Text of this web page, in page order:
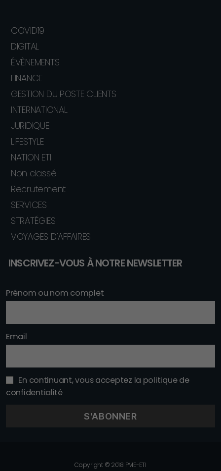
COVID19
DIGITAL
ÉVÈNEMENTS
FINANCE
GESTION DU POSTE CLIENTS
INTERNATIONAL
JURIDIQUE
LIFESTYLE
NATION ETI
Non classé
Recrutement
SERVICES
STRATÉGIES
VOYAGES D'AFFAIRES
INSCRIVEZ-VOUS À NOTRE NEWSLETTER
Prénom ou nom complet
Email
En continuant, vous acceptez la politique de
confidentialité
Copyright © 2018 PME-ETI